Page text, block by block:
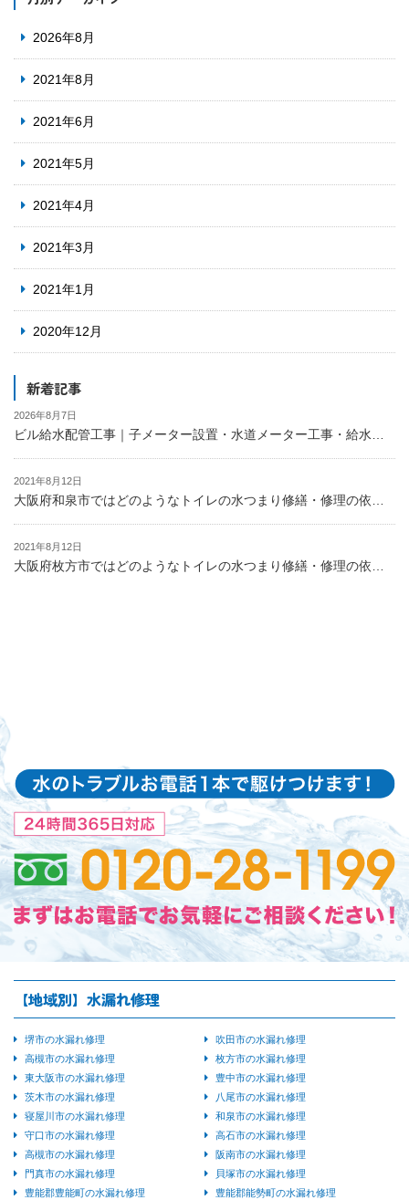
2026年8月
2021年8月
2021年6月
2021年5月
2021年4月
2021年3月
2021年1月
2020年12月
新着記事
2026年8月7日
ビル給水配管工事｜子メーター設置・水道メーター工事・給水設備工事・配管施工事例
2021年8月12日
大阪府和泉市ではどのようなトイレの水つまり修繕・修理の依頼が多い？
2021年8月12日
大阪府枚方市ではどのようなトイレの水つまり修繕・修理の依頼が多い？
【地域別】水漏れ修理
堺市の水漏れ修理
吹田市の水漏れ修理
高槻市の水漏れ修理
枚方市の水漏れ修理
東大阪市の水漏れ修理
豊中市の水漏れ修理
茨木市の水漏れ修理
八尾市の水漏れ修理
寝屋川市の水漏れ修理
和泉市の水漏れ修理
守口市の水漏れ修理
高石市の水漏れ修理
高槻市の水漏れ修理
阪南市の水漏れ修理
門真市の水漏れ修理
貝塚市の水漏れ修理
豊能郡豊能町の水漏れ修理
豊能郡能勢町の水漏れ修理